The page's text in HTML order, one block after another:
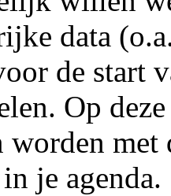
data
de start
Op
worden
je agenda.